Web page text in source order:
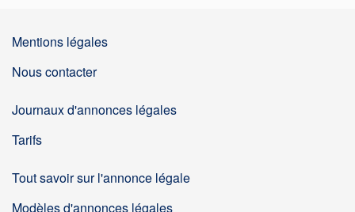
Mentions légales
Nous contacter
Journaux d'annonces légales
Tarifs
Tout savoir sur l'annonce légale
Modèles d'annonces légales